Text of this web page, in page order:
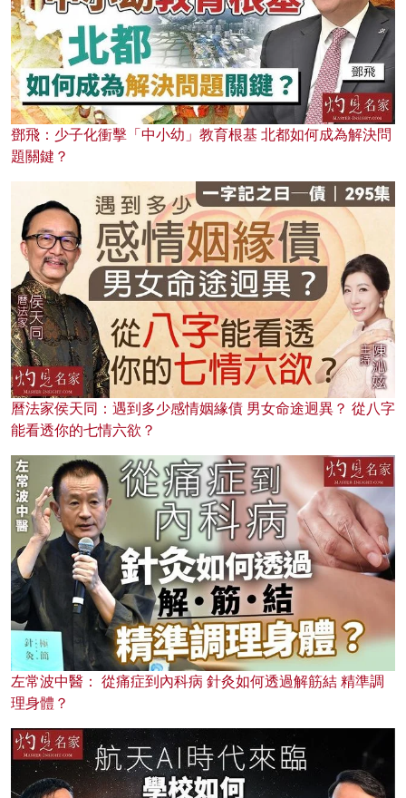
鄧飛：少子化衝擊「中小幼」教育根基 北都如何成為解決問
題關鍵？
曆法家侯天同：遇到多少感情姻緣債 男女命途迥異？ 從八字
能看透你的七情六欲？
左常波中醫： 從痛症到內科病 針灸如何透過解筋結 精準調
理身體？